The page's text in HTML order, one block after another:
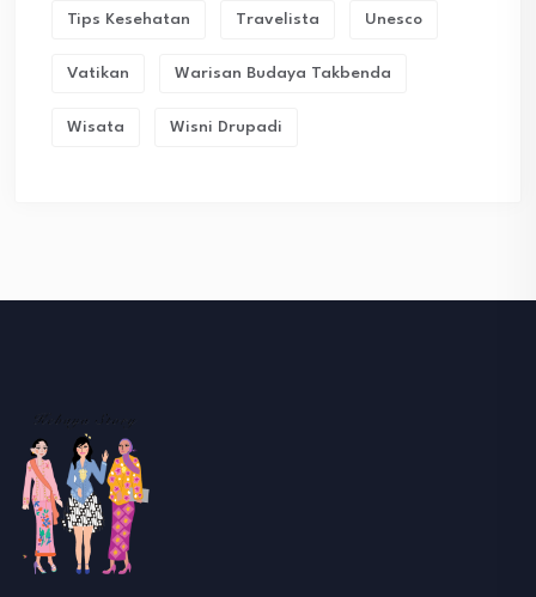
Tips Kesehatan Travelista Unesco
Vatikan Warisan Budaya Takbenda
Wisata Wisni Drupadi